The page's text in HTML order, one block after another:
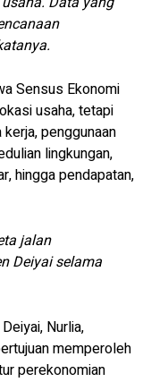
Sensus Ekonomi
usaha, tetapi
penggunaan
lingkungan,
hingga pendapatan,
jalan
Deiyai selama
Nurlia,
memperoleh
perekonomian